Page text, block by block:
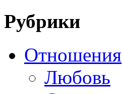
Рубрики
Отношения
Любовь